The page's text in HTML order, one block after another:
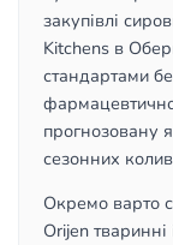
закупівлі
Kitchens в
стандартами
прогнозовану
сезонних
Окремо варто
Orijen